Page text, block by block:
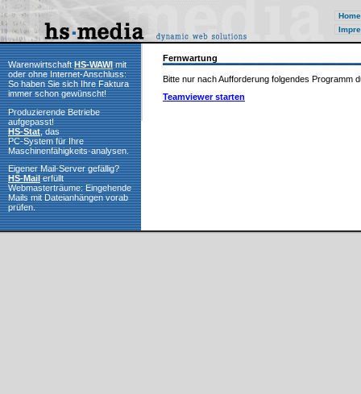
Home
WarenwirtschaftHS-WAWImit
oder ohne Internet-Anschluss:
So haben Sie sich Ihre Faktura
immer schon gewünscht!
Produzierende Betriebe
aufgepasst!
HS-Stat, das
PC-System für Ihre
Maschinenfähigkeits-analysen.
Eigener Mail-Server gefällig?
HS-Mailerfüllt
Webmasterträume: Eingehende
Mails mit Dateianhängen vorab
prüfen.
Fernwartung
Bitte nur nach Aufforderung folgendes Programm
Teamviewer starten